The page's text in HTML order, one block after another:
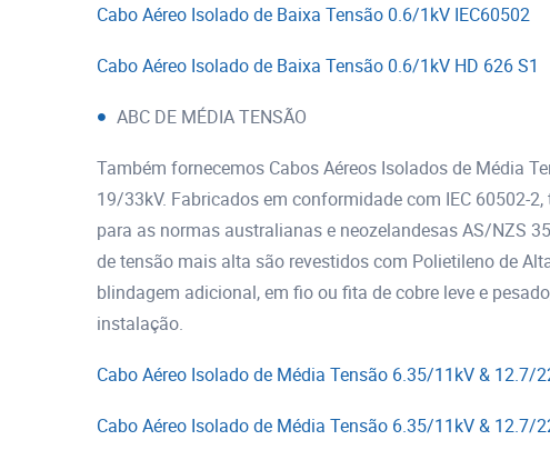
Cabo Aéreo Isolado de Baixa Tensão 0.6/1kV IEC60502
Cabo Aéreo Isolado de Baixa Tensão 0.6/1kV HD 626 S1
ABC DE MÉDIA TENSÃO
Também fornecemos Cabos Aéreos Isolados de Média
19/33kV. Fabricados em conformidade com IEC 60502-
para as normas australianas e neozelandesas AS/NZS
de tensão mais alta são revestidos com Polietileno de
blindagem adicional, em fio ou fita de cobre leve e
instalação.
Cabo Aéreo Isolado de Média Tensão 6.35/11kV &
Cabo Aéreo Isolado de Média Tensão 6.35/11kV &